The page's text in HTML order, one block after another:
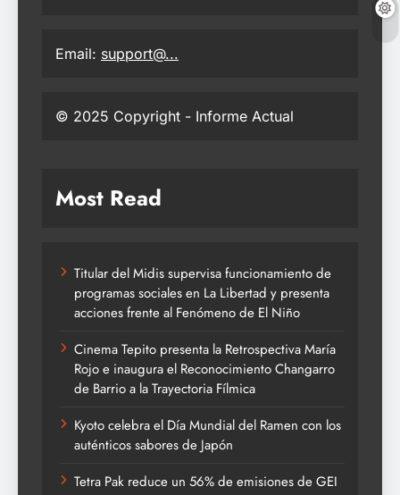
Email: support@...
© 2025 Copyright - Informe Actual
Most Read
Titular del Midis supervisa funcionamiento de
programas sociales en La Libertad y presenta
acciones frente al Fenómeno de El Niño
Cinema Tepito presenta la Retrospectiva María
Rojo e inaugura el Reconocimiento Changarro
de Barrio a la Trayectoria Fílmica
Kyoto celebra el Día Mundial del Ramen con los
auténticos sabores de Japón
Tetra Pak reduce un 56% de emisiones de GEI